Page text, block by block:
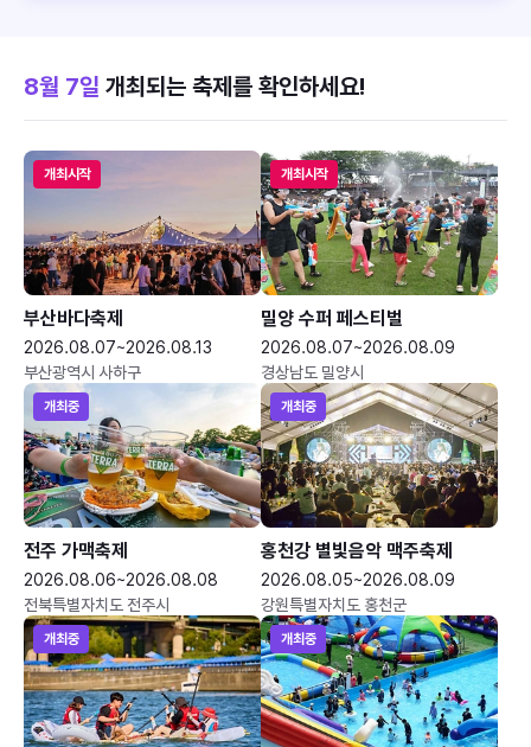
8월 7일 개최되는 축제를 확인하세요!
개최시작
부산바다축제
2026.08.07~2026.08.13
부산광역시 사하구
개최시작
밀양 수퍼 페스티벌
2026.08.07~2026.08.09
경상남도 밀양시
개최중
전주 가맥축제
2026.08.06~2026.08.08
전북특별자치도 전주시
개최중
홍천강 별빛음악 맥주축제
2026.08.05~2026.08.09
강원특별자치도 홍천군
개최중 개최중